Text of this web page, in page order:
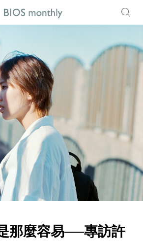
那麼容易──專訪許